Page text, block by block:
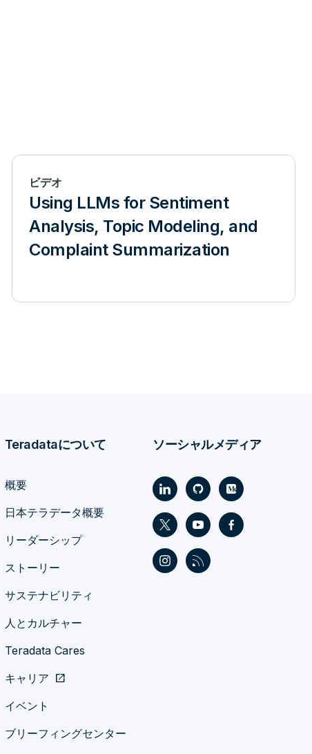
ビデオ
Using LLMs for Sentiment
Analysis, Topic Modeling, and
Complaint Summarization
Teradataについて
概要
日本テラデータ概要
リーダーシップ
ストーリー
サステナビリティ
人とカルチャー
Teradata Cares
キャリア open_in_new
イベント
ブリーフィングセンター
ソーシャルメディア